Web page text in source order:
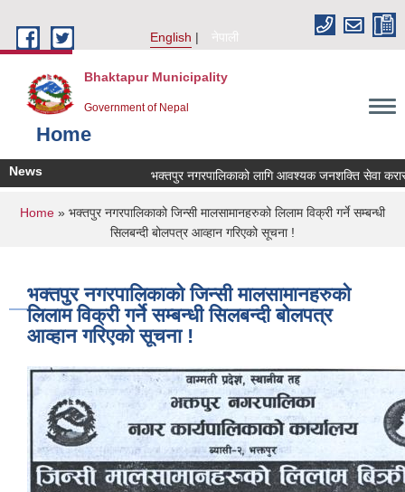
English
नेपाली
Bhaktapur Municipality
Government of Nepal
Home
News भक्तपुर नगरपालिकाको लागि आवश्यक जनशक्ति सेवा करारमा
You are here
Home » भक्तपुर नगरपालिकाको जिन्सी मालसामानहरुको लिलाम विक्री गर्ने सम्बन्धी
सिलबन्दी बोलपत्र आव्हान गरिएको सूचना !
भक्तपुर नगरपालिकाको जिन्सी मालसामानहरुको
लिलाम विक्री गर्ने सम्बन्धी सिलबन्दी बोलपत्र
आव्हान गरिएको सूचना !